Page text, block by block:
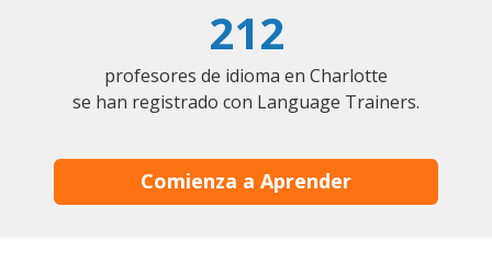
212
profesores de idioma en Charlotte
se han registrado con Language Trainers.
Comienza a Aprender